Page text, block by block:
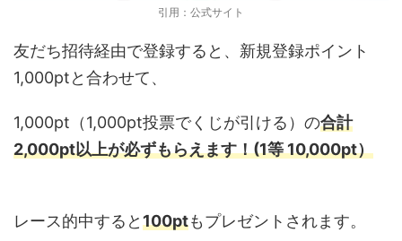
引用：公式サイト
友だち招待経由で登録すると、新規登録ポイント
1,000ptと合わせて、
1,000pt（1,000pt投票でくじが引ける）の合計
2,000pt以上が必ずもらえます！(1等 10,000pt）
レース的中すると100ptもプレゼントされます。